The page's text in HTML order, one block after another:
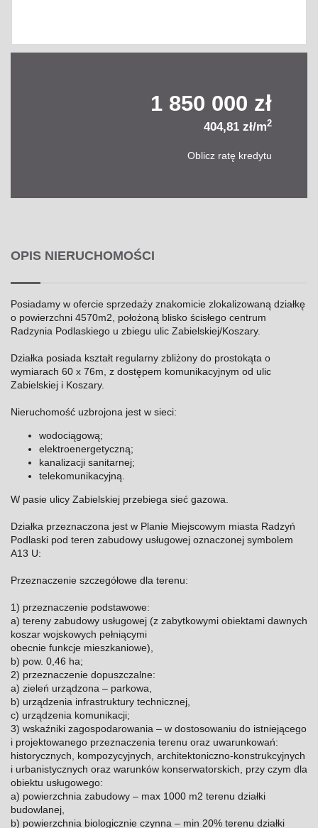
1 850 000 zł
404,81 zł/m2
Oblicz ratę kredytu
OPIS NIERUCHOMOŚCI
Posiadamy w ofercie sprzedaży znakomicie zlokalizowaną działkę
o powierzchni 4570m2, położoną blisko ścisłego centrum
Radzynia Podlaskiego u zbiegu ulic Zabielskiej/Koszary.
Działka posiada kształt regularny zbliżony do prostokąta o
wymiarach 60 x 76m, z dostępem komunikacyjnym od ulic
Zabielskiej i Koszary.
Nieruchomość uzbrojona jest w sieci:
wodociągową;
elektroenergetyczną;
kanalizacji sanitarnej;
telekomunikacyjną.
W pasie ulicy Zabielskiej przebiega sieć gazowa.
Działka przeznaczona jest w Planie Miejscowym miasta Radzyń
Podlaski pod teren zabudowy usługowej oznaczonej symbolem
A13 U:
Przeznaczenie szczegółowe dla terenu:
1) przeznaczenie podstawowe:
a) tereny zabudowy usługowej (z zabytkowymi obiektami dawnych
koszar wojskowych pełniącymi
obecnie funkcje mieszkaniowe),
b) pow. 0,46 ha;
2) przeznaczenie dopuszczalne:
a) zieleń urządzona – parkowa,
b) urządzenia infrastruktury technicznej,
c) urządzenia komunikacji;
3) wskaźniki zagospodarowania – w dostosowaniu do istniejącego
i projektowanego przeznaczenia terenu oraz uwarunkowań:
historycznych, kompozycyjnych, architektoniczno-konstrukcyjnych
i urbanistycznych oraz warunków konserwatorskich, przy czym dla
obiektu usługowego:
a) powierzchnia zabudowy – max 1000 m2 terenu działki
budowlanej,
b) powierzchnia biologicznie czynna – min 20% terenu działki